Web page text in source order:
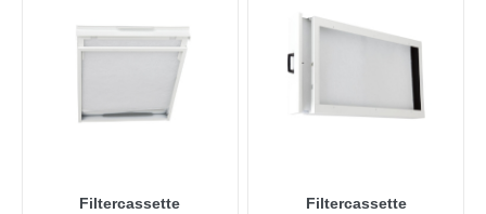
Filtercassette
Filtercassette